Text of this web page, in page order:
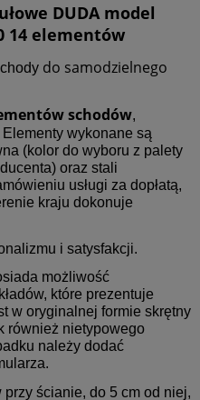
DUDA model
14 elementów
do samodzielnego
schodów,
Elementy wykonane są
(kolor do wyboru z palety
oraz stali
usługi za dopłatą,
kraju dokonuje
i satysfakcji.
możliwość
które prezentuje
w oryginalnej formie skrętny
również nietypowego
należy dodać
ścianie, do 5 cm od niej,